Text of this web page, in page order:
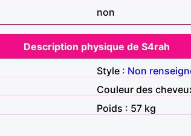
non
Description physique de S4rah
Style : Non
Couleur des
Poids : 57 kg